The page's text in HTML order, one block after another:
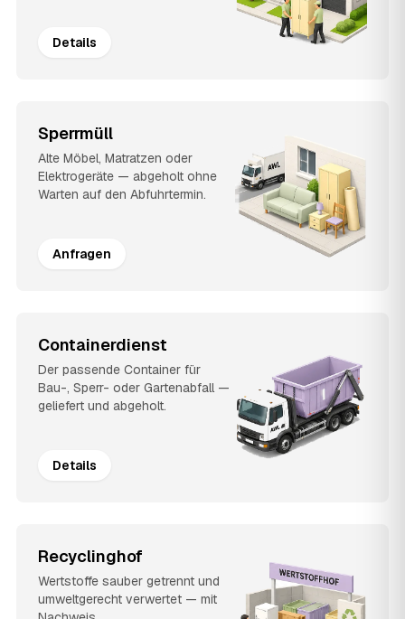
Details
Sperrmüll
Alte Möbel, Matratzen oder
Elektrogeräte — abgeholt ohne
Warten auf den Abfuhrtermin.
Anfragen
Containerdienst
Der passende Container für
Bau-, Sperr- oder Gartenabfall —
geliefert und abgeholt.
Details
Recyclinghof
Wertstoffe sauber getrennt und
umweltgerecht verwertet — mit